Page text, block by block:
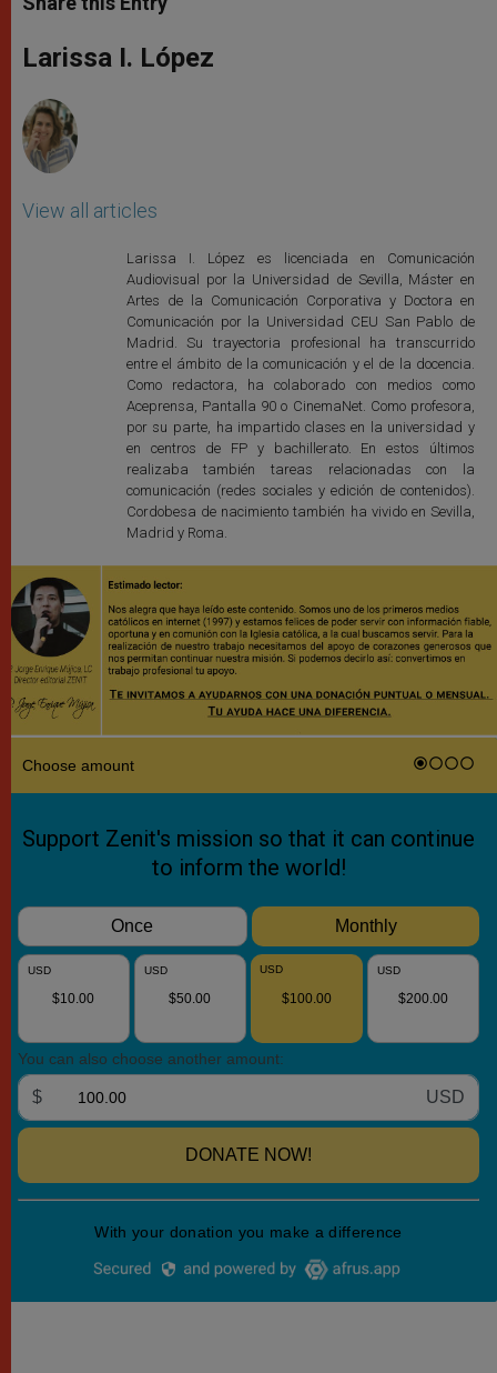
s
p
p
e
g
e
b
o
k
r
Larissa I. López
View all articles
Larissa I. López es licenciada en Comunicación
Audiovisual por la Universidad de Sevilla, Máster en
Artes de la Comunicación Corporativa y Doctora en
Comunicación por la Universidad CEU San Pablo de
Madrid. Su trayectoria profesional ha transcurrido
entre el ámbito de la comunicación y el de la docencia.
Como redactora, ha colaborado con medios como
Aceprensa, Pantalla 90 o CinemaNet. Como profesora,
por su parte, ha impartido clases en la universidad y
en centros de FP y bachillerato. En estos últimos
realizaba también tareas relacionadas con la
comunicación (redes sociales y edición de contenidos).
Cordobesa de nacimiento también ha vivido en Sevilla,
Madrid y Roma.